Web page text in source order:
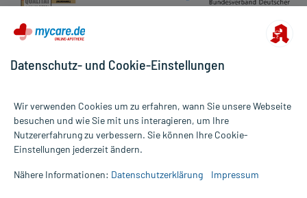
Alle Preise gelten inkl. MwSt., ggf. zzgl. Versandkosten
Informationen auf dieser Website werden ausschließlich für
die Untersuchung und Behandlung durch einen Arzt. Bitte
Datenschutz- und Cookie-Einstellungen
Wir verwenden Cookies um zu erfahren, wann Sie unsere Webseite
besuchen und wie Sie mit uns interagieren, um Ihre
Nutzererfahrung zu verbessern. Sie können Ihre Cookie-
Einstellungen jederzeit ändern.
Nähere Informationen: Datenschutzerklärung Impressum